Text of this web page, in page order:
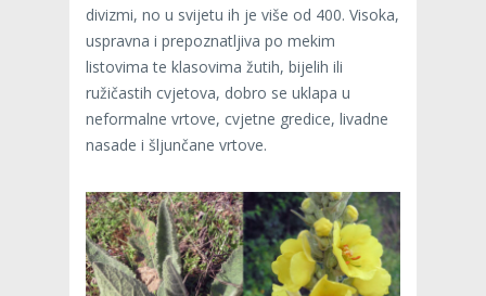
divizmi, no u svijetu ih je više od 400. Visoka,
uspravna i prepoznatljiva po mekim
listovima te klasovima žutih, bijelih ili
ružičastih cvjetova, dobro se uklapa u
neformalne vrtove, cvjetne gredice, livadne
nasade i šljunčane vrtove.